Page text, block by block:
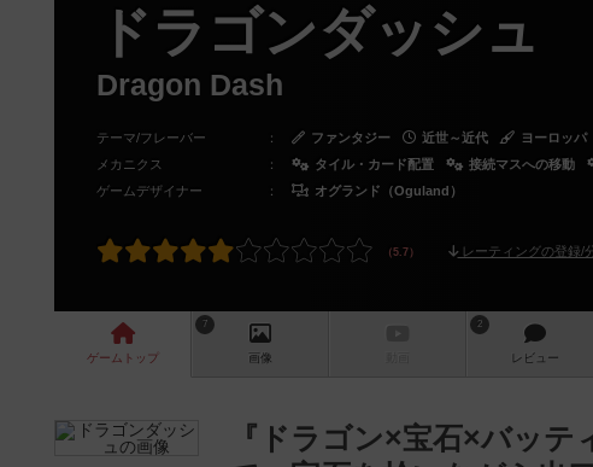
ドラゴンダッシュ
Dragon Dash
テーマ/フレーバー ： ファンタジー 近世～近代 ヨーロッパ
メカニクス
： タイル・カード配置 接続マスへの移動
ゲームデザイナー
： オグランド（Oguland）
レーティングの登録/
ゲーム トップ
7
画像
2
レビュー
『ドラゴン×宝石×バッ